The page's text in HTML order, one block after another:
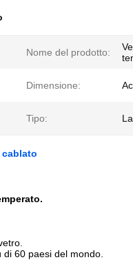
Nome del prodotto:
Dimensione:
Tipo:
60 paesi del mondo.